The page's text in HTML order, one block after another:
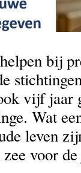
bij
vijf jaar
Wat
leven
voor